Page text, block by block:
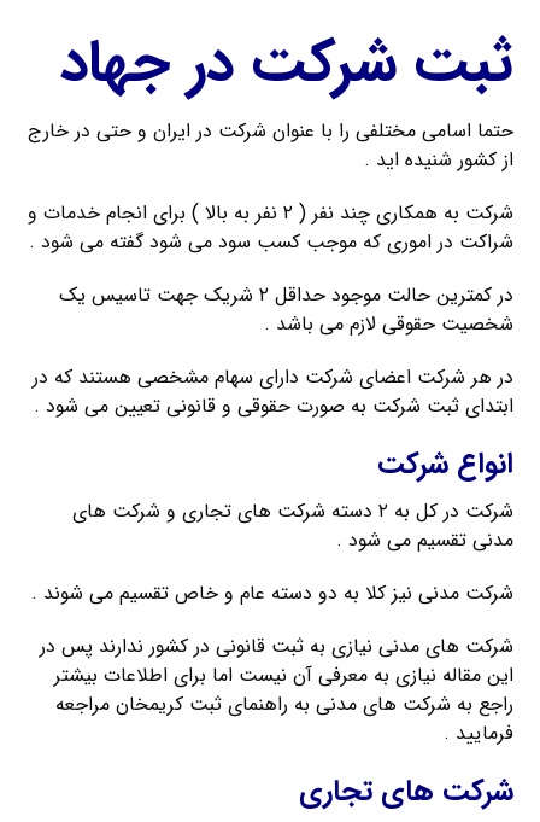
ثبت شرکت در جهاد
حتما اسامی مختلفی را با عنوان شرکت در ایران و حتی در خارج
از کشور شنیده اید .
شرکت به همکاری چند نفر ( ۲ نفر به بالا ) برای انجام خدمات و
شراکت در اموری که موجب کسب سود می شود گفته می شود .
در کمترین حالت موجود حداقل ۲ شریک جهت تاسیس یک
شخصیت حقوقی لازم می باشد .
در هر شرکت اعضای شرکت دارای سهام مشخصی هستند که در
ابتدای ثبت شرکت به صورت حقوقی و قانونی تعیین می شود .
انواع شرکت
شرکت در کل به ۲ دسته شرکت های تجاری و شرکت های
مدنی تقسیم می شود .
شرکت مدنی نیز کلا به دو دسته عام و خاص تقسیم می شوند .
شرکت های مدنی نیازی به ثبت قانونی در کشور ندارند پس در
این مقاله نیازی به معرفی آن نیست اما برای اطلاعات بیشتر
راجع به شرکت های مدنی به راهنمای ثبت کریمخان مراجعه
فرمایید .
شرکت های تجاری